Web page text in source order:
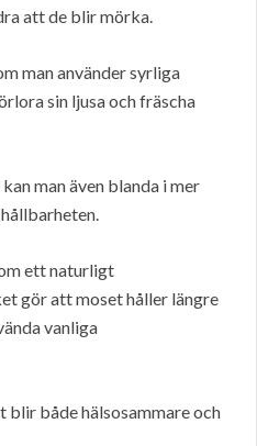
att de blir mörka.
man använder syrliga
sin ljusa och fräscha
man även blanda i mer
ett naturligt
gör att moset håller längre
vanliga
både hälsosammare och